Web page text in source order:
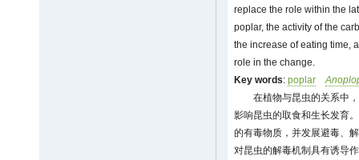
replace the role within the
poplar, the activity of the
the increase of eating time,
role in the change.
Key words: poplar
在植物与昆虫的关系中
影响昆虫的取食和生长发育
的有毒物质，并发展避毒、
对昆虫的解毒机制具有诱导